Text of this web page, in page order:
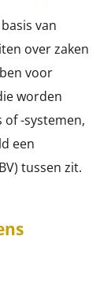
van
over zaken
voor
worden
-systemen,
een
tussen zit.